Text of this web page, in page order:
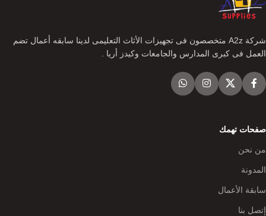
شركة A2z متخصصون فى تجهيزات الأثاث التعليمى لدينا سابقه أعمال تضم
العمل فى كبرى المدارس والجامعات وكيدز أريا .
صفحات تهمك
من نحن
المدونة
سابقة الأعمال
إتصل بنا